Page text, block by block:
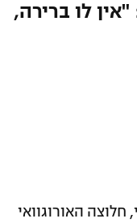
לו ברירה,
האורוגוואי